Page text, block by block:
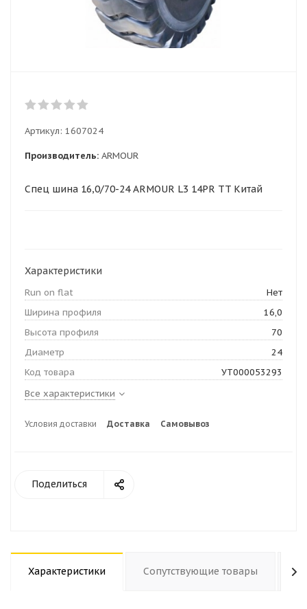
Артикул: 1607024
Производитель: ARMOUR
Спец шина 16,0/70-24 ARMOUR L3 14PR TT Китай
Характеристики
Run on flat
Нет
Ширина профиля
16,0
Высота профиля
70
Диаметр
24
Код товара
УТ000053293
Все характеристики
Условия доставки Доставка Самовывоз
Поделиться
Характеристики Сопутствующие товары